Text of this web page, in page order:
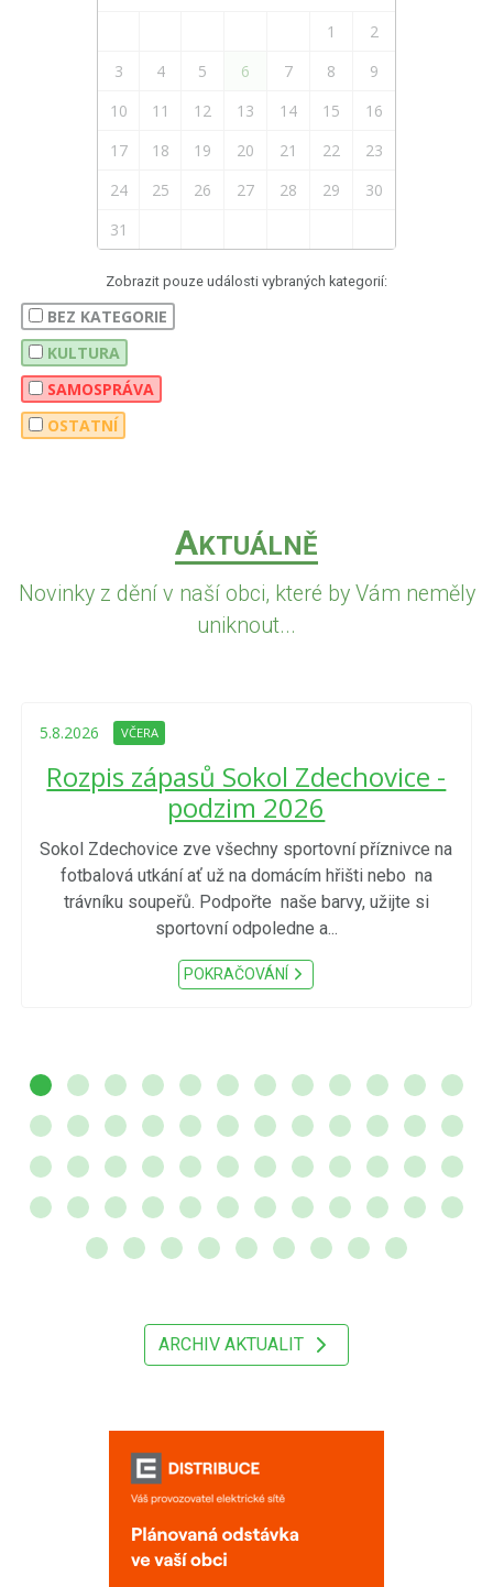
1
2
3
4 5 6 7 8
9
10
11 12 13 14 15
16
17
18 19 20 21 22
23
24
25 26 27 28 29
30
31
Zobrazit pouze události vybraných kategorií:
BEZ KATEGORIE
KULTURA
SAMOSPRÁVA
OSTATNÍ
AKTUÁLNĚ
Novinky z dění v naší obci, které by Vám neměly
uniknout...
5.8.2026 VČERA
Rozpis zápasů Sokol Zdechovice -
podzim 2026
Sokol Zdechovice zve všechny sportovní příznivce na
fotbalová utkání ať už na domácím hřišti nebo na
trávníku soupeřů. Podpořte naše barvy, užijte si
sportovní odpoledne a...
POKRAČOVÁNÍ
ARCHIV AKTUALIT